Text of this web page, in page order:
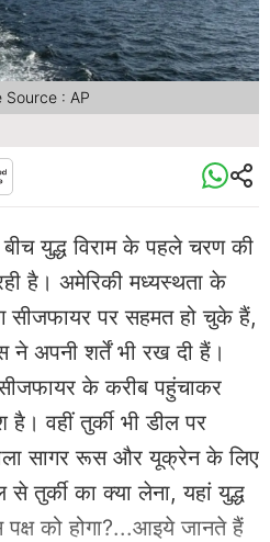
Source : AP
युद्ध विराम के पहले चरण की
है। अमेरिकी मध्यस्थता के
पर सहमत हो चुके हैं,
ने अपनी शर्तें भी रख दी हैं।
के करीब पहुंचाकर
वहीं तुर्की भी डील पर
सागर रूस और यूक्रेन के लिए
तुर्की का क्या लेना, यहां युद्ध
पक्ष को होगा?...आइये जानते हैं